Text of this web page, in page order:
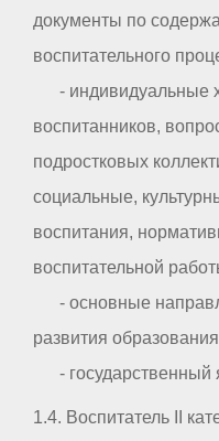
документы по
воспитательного
- индивидуальные
воспитанников,
подростковых
социальные,
воспитания,
воспитательной
- основные
развития
- государственный
1.4. Воспитатель II